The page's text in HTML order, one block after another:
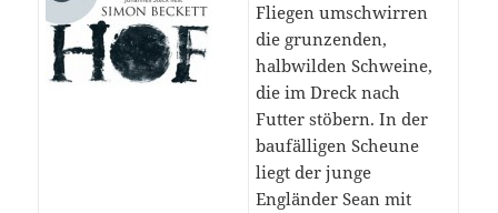
Fliegen umschwirren
die grunzenden,
halbwilden Schweine,
die im Dreck nach
Futter stöbern. In der
baufälligen Scheune
liegt der junge
Engländer Sean mit